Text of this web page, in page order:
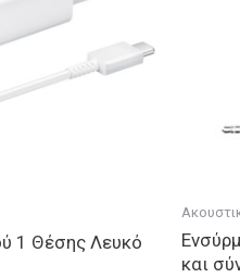
1 Θέσης Λευκό
και